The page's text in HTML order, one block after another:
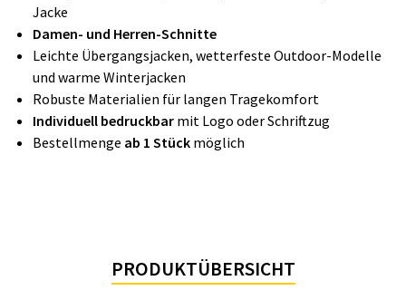
Jacke
Damen- und Herren-Schnitte
Leichte Übergangsjacken, wetterfeste Outdoor-Modelle
und warme Winterjacken
Robuste Materialien für langen Tragekomfort
Individuell bedruckbar mit Logo oder Schriftzug
Bestellmenge ab 1 Stück möglich
PRODUKTÜBERSICHT